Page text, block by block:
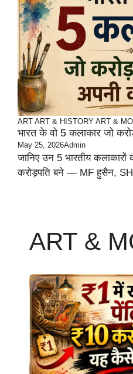
ART ART & HISTORY ART &
भारत के वो 5 कलाकार जो
May 25, 2026Admin
जानिए उन 5 भारतीय
करोड़पति बने — MF हुसैन,
ART &